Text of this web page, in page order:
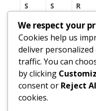
S
S R
3
4 5
10
11 12
17
18 19
24
We respect your
Cookies help us
deliver
traffic. You can
by clicking
consent or Reject
cookies.